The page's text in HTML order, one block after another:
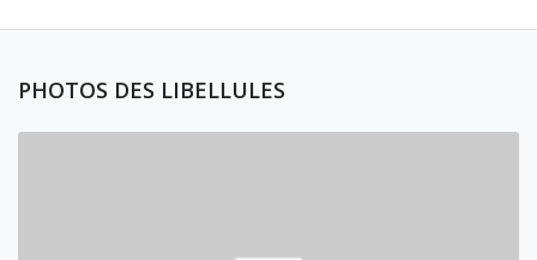
PHOTOS DES LIBELLULES